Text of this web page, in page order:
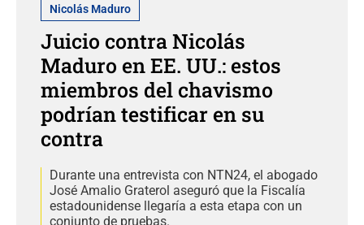
Nicolás Maduro
Juicio contra Nicolás
Maduro en EE. UU.: estos
miembros del chavismo
podrían testificar en su
contra
Durante una entrevista con NTN24, el abogado
José Amalio Graterol aseguró que la Fiscalía
estadounidense llegaría a esta etapa con un
conjunto de pruebas.